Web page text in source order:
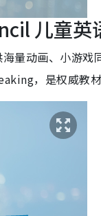
儿童英
量动画、小游戏
，是权威教材